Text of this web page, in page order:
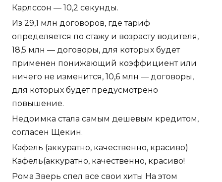
Карлссон — 10,2 секунды.
Из 29,1 млн договоров, где тариф
определяется по стажу и возрасту водителя,
18,5 млн — договоры, для которых будет
применен понижающий коэффициент или
ничего не изменится, 10,6 млн — договоры,
для которых будет предусмотрено
повышение.
Недоимка стала самым дешевым кредитом,
согласен Щекин.
Кафель (аккуратно, качественно, красиво)
Кафель(аккуратно, качественно, красиво!
Рома Зверь спел все свои хиты На этом